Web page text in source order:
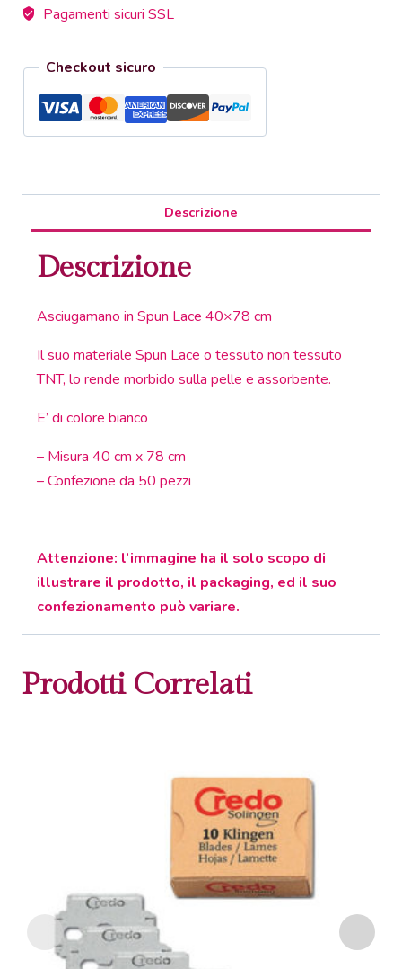
Pagamenti sicuri SSL
Checkout sicuro
Descrizione
Descrizione
Asciugamano in Spun Lace 40×78 cm
Il suo materiale Spun Lace o tessuto non tessuto
TNT, lo rende morbido sulla pelle e assorbente.
E’ di colore bianco
– Misura 40 cm x 78 cm
– Confezione da 50 pezzi
Attenzione: l’immagine ha il solo scopo di
illustrare il prodotto, il packaging, ed il suo
confezionamento può variare.
Prodotti Correlati